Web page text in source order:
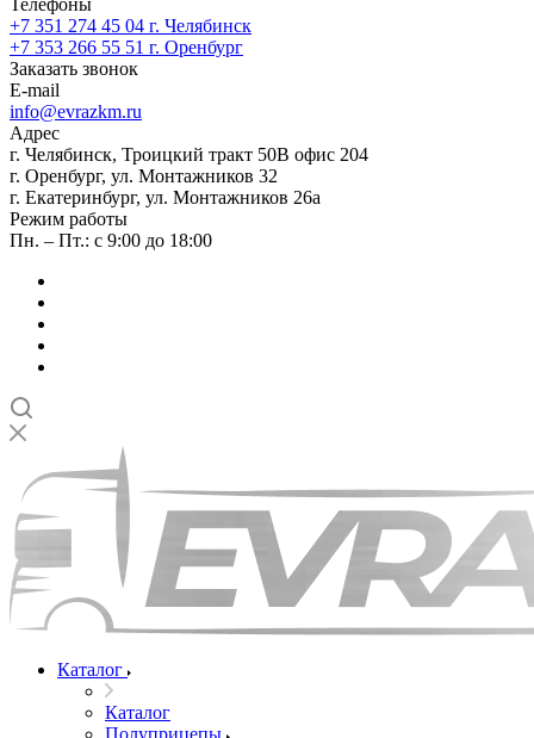
Телефоны
+7 351 274 45 04 г. Челябинск
+7 353 266 55 51 г. Оренбург
Заказать звонок
E-mail
info@evrazkm.ru
Адрес
г. Челябинск, Троицкий тракт 50В офис 204
г. Оренбург, ул. Монтажников 32
г. Екатеринбург, ул. Монтажников 26а
Режим работы
Пн. – Пт.: с 9:00 до 18:00
Каталог
Каталог
Полуприцепы